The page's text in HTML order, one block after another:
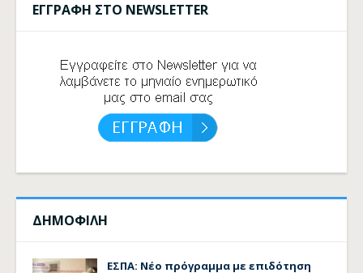
ΕΓΓΡΑΦΗ ΣΤΟ NEWSLETTER
ΔΗΜΟΦΙΛΗ
ΕΣΠΑ: Νέο πρόγραμμα με επιδότηση